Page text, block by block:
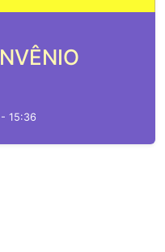
15:36